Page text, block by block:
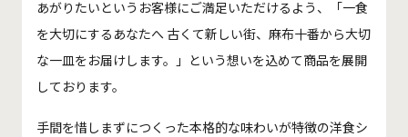
あがりたいというお客様にご満足いただけるよう、「一食
を大切にするあなたへ 古くて新しい街、麻布十番から大切
な一皿をお届けします。」という想いを込めて商品を展開
しております。
手間を惜しまずにつくった本格的な味わいが特徴の洋食シ